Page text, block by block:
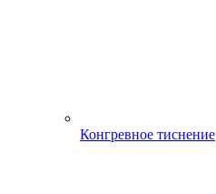
Конгревное тиснение